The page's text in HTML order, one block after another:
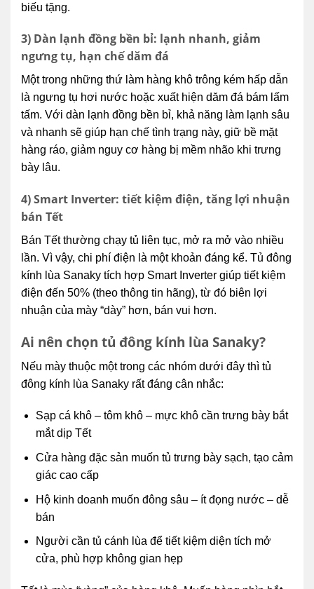
biếu tặng.
3) Dàn lạnh đồng bền bỉ: lạnh nhanh, giảm
ngưng tụ, hạn chế dăm đá
Một trong những thứ làm hàng khô trông kém hấp dẫn
là ngưng tụ hơi nước hoặc xuất hiện dăm đá bám lấm
tấm. Với dàn lạnh đồng bền bỉ, khả năng làm lạnh sâu
và nhanh sẽ giúp hạn chế tình trạng này, giữ bề mặt
hàng ráo, giảm nguy cơ hàng bị mềm nhão khi trưng
bày lâu.
4) Smart Inverter: tiết kiệm điện, tăng lợi nhuận
bán Tết
Bán Tết thường chạy tủ liên tục, mở ra mở vào nhiều
lần. Vì vậy, chi phí điện là một khoản đáng kể. Tủ đông
kính lùa Sanaky tích hợp Smart Inverter giúp tiết kiệm
điện đến 50% (theo thông tin hãng), từ đó biên lợi
nhuận của mày “dày” hơn, bán vui hơn.
Ai nên chọn tủ đông kính lùa Sanaky?
Nếu mày thuộc một trong các nhóm dưới đây thì tủ
đông kính lùa Sanaky rất đáng cân nhắc:
Sạp cá khô – tôm khô – mực khô cần trưng bày bắt
mắt dịp Tết
Cửa hàng đặc sản muốn tủ trưng bày sạch, tạo cảm
giác cao cấp
Hộ kinh doanh muốn đông sâu – ít đọng nước – dễ
bán
Người cần tủ cánh lùa để tiết kiệm diện tích mở
cửa, phù hợp không gian hẹp